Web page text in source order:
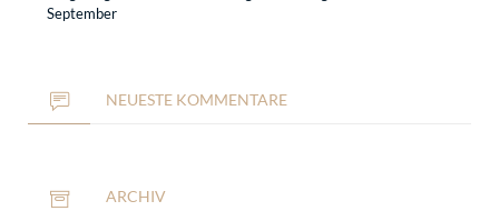
September
NEUESTE KOMMENTARE
ARCHIV